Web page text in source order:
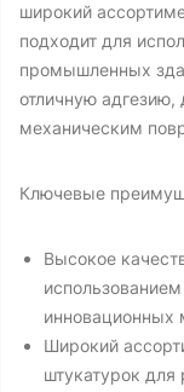
широкий
подходит для
промышленных
отличную адгезию,
механическим
Ключевые
Высокое
инновационных
Широкий
штукатурок для